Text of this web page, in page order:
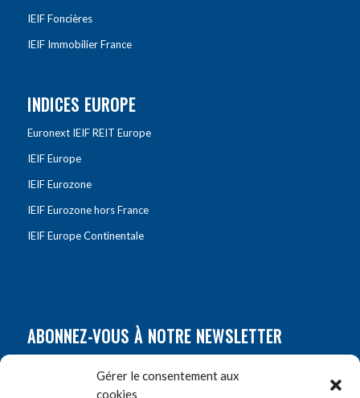
Gérer le consentement aux
cookies
IEIF Foncières
IEIF Immobilier France
INDICES EUROPE
Euronext IEIF REIT Europe
IEIF Europe
IEIF Eurozone
IEIF Eurozone hors France
IEIF Europe Continentale
ABONNEZ-VOUS À NOTRE NEWSLETTER